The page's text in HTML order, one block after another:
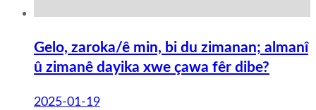
Gelo, zaroka/ê min, bi du zimanan; almanî
û zimanê dayika xwe çawa fêr dibe?
2025-01-19